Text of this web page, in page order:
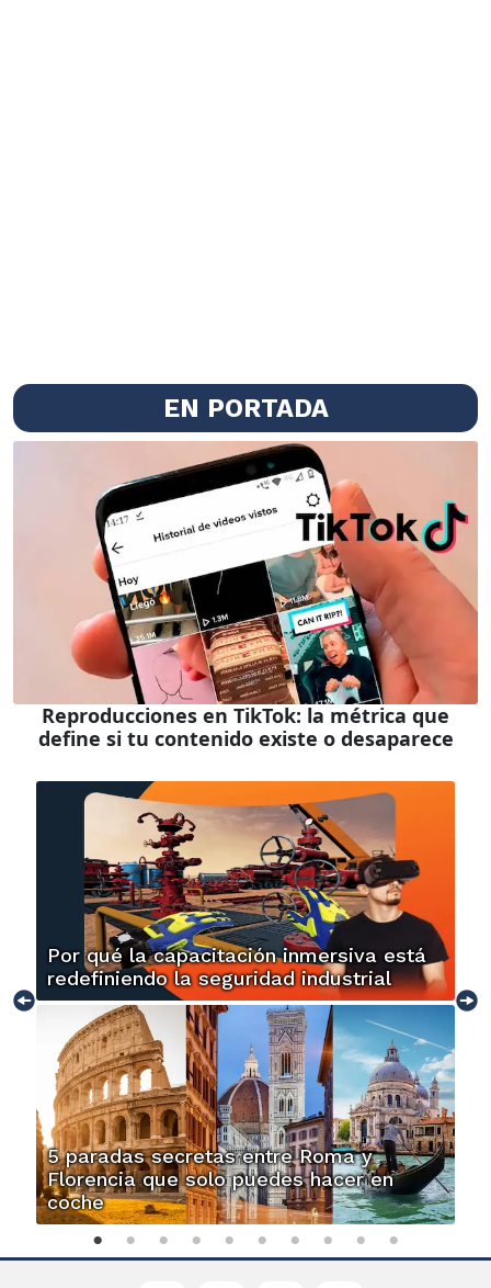
EN PORTADA
Reproducciones en TikTok: la métrica que
define si tu contenido existe o desaparece
Por qué la capacitación inmersiva está
redefiniendo la seguridad industrial
5 paradas secretas entre Roma y
Florencia que solo puedes hacer en
coche